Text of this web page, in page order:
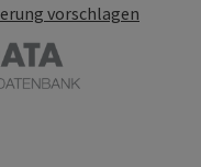
vorschlagen